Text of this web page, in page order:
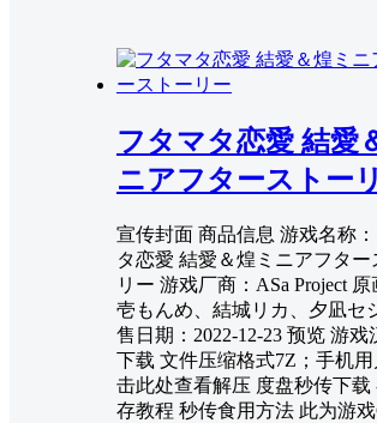
フタマタ恋愛 結愛
ニアフターストー
宣传封面 商品信息 游戏名称
タ恋愛 結愛＆煌ミニアフター
リー 游戏厂商：ASa Project 原
壱もんめ、結城リカ、夕凪セ
售日期：2022-12-23 预览 游戏
下载 文件压缩格式7Z；手机用
击此处查看解压 度盘秒传下载
存教程 秒传食用方法 此为游